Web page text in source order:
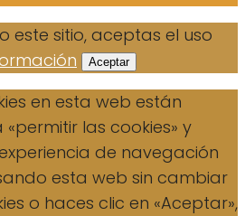
este sitio, aceptas el uso
Aceptar
en esta web están
las cookies» y
de navegación
esta web sin cambiar
o haces clic en «Aceptar»,